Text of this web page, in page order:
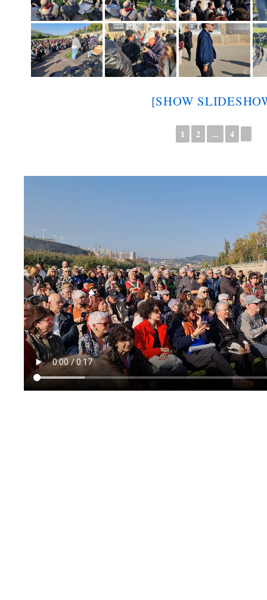
[SHOW
1 2 ... 4